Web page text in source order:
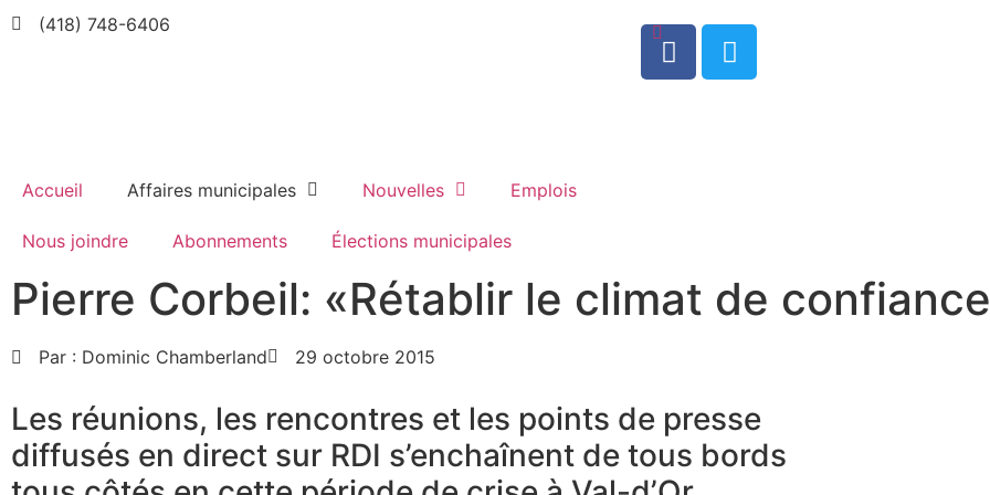
(418) 748-6406
0
Accueil Affaires municipales Nouvelles Emplois
Nous joindre Abonnements Élections municipales
Pierre Corbeil: «Rétablir le climat de
Par : Dominic Chamberland 29 octobre 2015
Les réunions, les rencontres et les points de presse
diffusés en direct sur RDI s’enchaînent de tous bords